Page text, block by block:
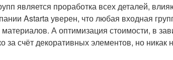
является проработка всех деталей,
Astarta уверен, что любая входная
А оптимизация стоимости, в
за счёт декоративных элементов, но никак